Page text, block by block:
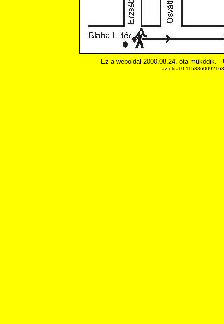
Ez a weboldal 2000.08.24. óta működik.
az oldal